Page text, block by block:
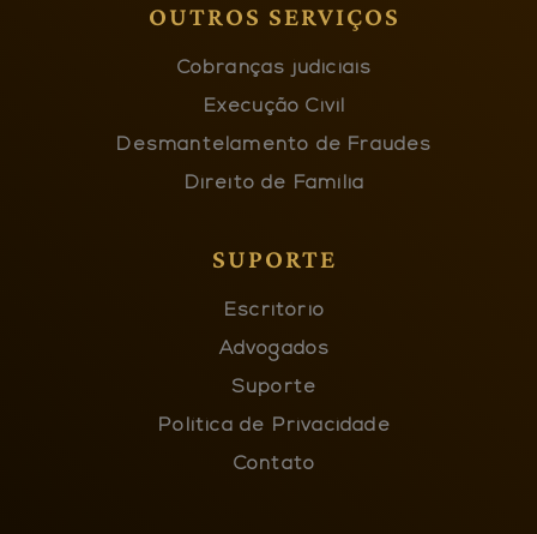
OUTROS SERVIÇOS
Cobranças judiciais
Execução Civil
Desmantelamento de Fraudes
Direito de Família
SUPORTE
Escritório
Advogados
Suporte
Política de Privacidade
Contato